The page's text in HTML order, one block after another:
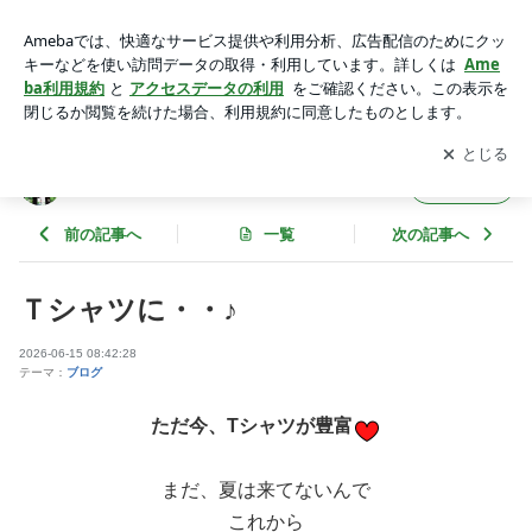
アプリをダウンロードして ブログの更新通知
を受け取りまし
ょう。
開く
前の記事へ 一覧 次の記事へ
Ｔシャツに・・♪
2026-06-15 08:42:28
テーマ： ブログ
ただ今、Tシャツが豊富
まだ、夏は来てないんで
これから